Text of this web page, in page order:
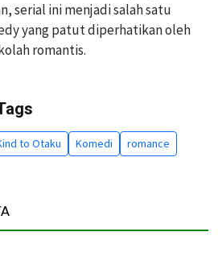
serial ini menjadi salah satu
yang patut diperhatikan oleh
romantis.
to Otaku Komedi
romance